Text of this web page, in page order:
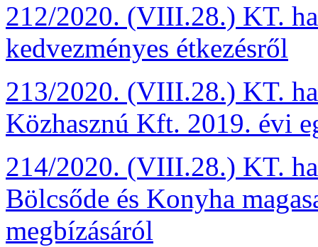
212/2020. (VIII.28.) KT.
kedvezményes étkezésről
213/2020. (VIII.28.) KT.
Közhasznú Kft. 2019. évi
214/2020. (VIII.28.) KT.
Bölcsőde és Konyha
megbízásáról